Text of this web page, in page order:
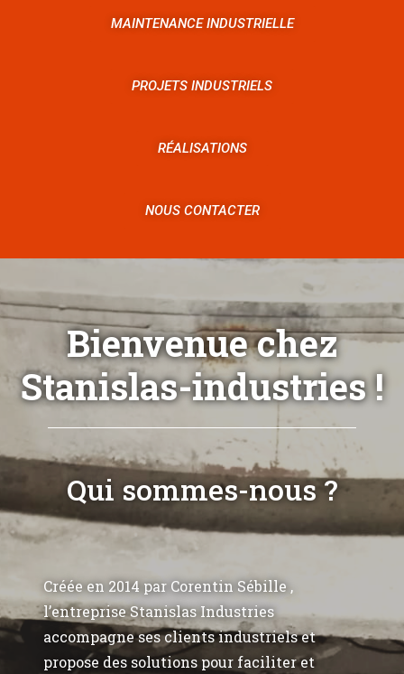
MAINTENANCE INDUSTRIELLE
PROJETS INDUSTRIELS
RÉALISATIONS
NOUS CONTACTER
Bienvenue chez
Stanislas-industries !
Qui sommes-nous ?
Créée en 2014 par Corentin Sébille ,
l’entreprise Stanislas Industries
accompagne ses clients industriels et
propose des solutions pour faciliter et